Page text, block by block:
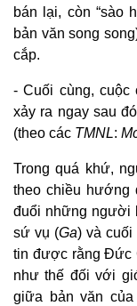
bán lại, còn “sào
bản văn song
cắp.
- Cuối cùng,
xảy ra ngay sau
(theo các TMNL:
Trong quá khứ,
theo chiều hướng
đuổi những người
sứ vụ (Ga) và
tin được rằng Đức
như thế đối với
giữa bản văn